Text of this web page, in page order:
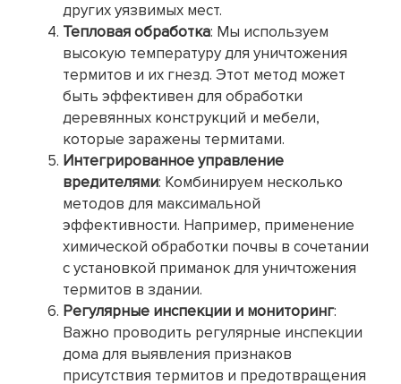
других уязвимых мест.
Тепловая обработка: Мы используем
высокую температуру для уничтожения
термитов и их гнезд. Этот метод может
быть эффективен для обработки
деревянных конструкций и мебели,
которые заражены термитами.
Интегрированное управление
вредителями: Комбинируем несколько
методов для максимальной
эффективности. Например, применение
химической обработки почвы в сочетании
с установкой приманок для уничтожения
термитов в здании.
Регулярные инспекции и мониторинг:
Важно проводить регулярные инспекции
дома для выявления признаков
присутствия термитов и предотвращения